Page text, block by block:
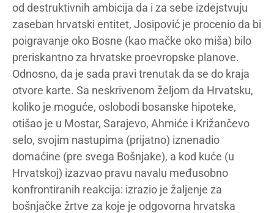
od destruktivnih ambicija da i za sebe izdejstvuju
zaseban hrvatski entitet, Josipović je procenio da bi
poigravanje oko Bosne (kao mačke oko miša) bilo
preriskantno za hrvatske proevropske planove.
Odnosno, da je sada pravi trenutak da se do kraja
otvore karte. Sa neskrivenom željom da Hrvatsku,
koliko je moguće, oslobodi bosanske hipoteke,
otišao je u Mostar, Sarajevo, Ahmiće i Križančevo
selo, svojim nastupima (prijatno) iznenadio
domaćine (pre svega Bošnjake), a kod kuće (u
Hrvatskoj) izazvao pravu navalu međusobno
konfrontiranih reakcija: izrazio je žaljenje za
bošnjačke žrtve za koje je odgovorna hrvatska